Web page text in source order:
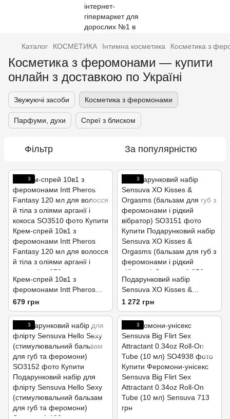
Каталог КОСМЕТИКА Інтимна косметика Косметика з
Косметика з феромонами — купити
онлайн з доставкою по Україні
Звужуючі засоби Косметика з феромонами
Парфуми, духи Спреї з блиском
Фільтр За популярністю
3
Крем-спрей 10в1 з
феромонами Intt Pheros
Fantasy 120 мл для волосся
й тіла з оліями арганії і
кокоса
679 грн
3
Подарунковий набір
Sensuva XO Kisses &
Orgasms (бальзам для губ з
феромонами і рідкий
вібратор)
1 272 грн
3 3